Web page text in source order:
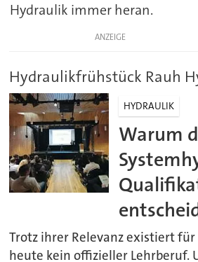
Hydraulik immer heran.
ANZEIGE
Hydraulikfrühstück Rauh
HYDRAULIK
Warum
Trotz ihrer Relevanz existiert
heute kein offizieller Lehrberuf.